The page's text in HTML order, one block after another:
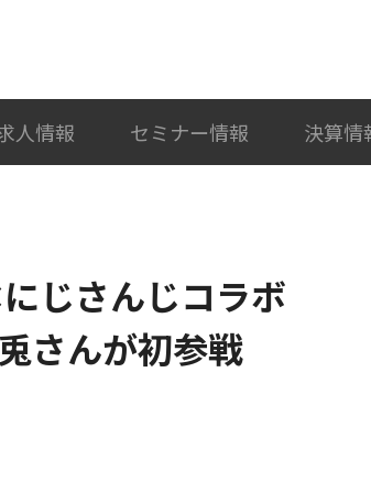
人情報 セミナー情報 決算情
じさんじコラボ
さんが初参戦